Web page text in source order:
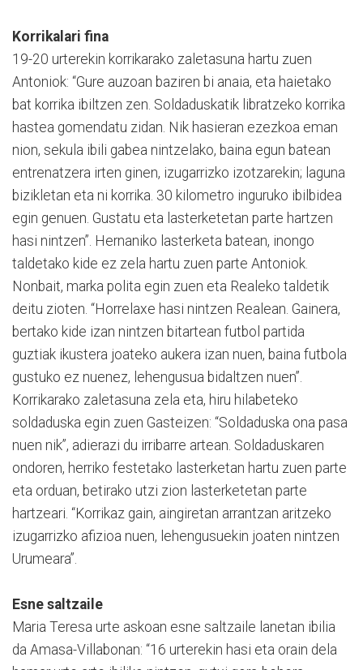
Korrikalari fina
19-20 urterekin korrikarako zaletasuna hartu zuen
Antoniok: “Gure auzoan baziren bi anaia, eta haietako
bat korrika ibiltzen zen. Soldaduskatik libratzeko korrika
hastea gomendatu zidan. Nik hasieran ezezkoa eman
nion, sekula ibili gabea nintzelako, baina egun batean
entrenatzera irten ginen, izugarrizko izotzarekin; laguna
bizikletan eta ni korrika. 30 kilometro inguruko ibilbidea
egin genuen. Gustatu eta lasterketetan parte hartzen
hasi nintzen”. Hernaniko lasterketa batean, inongo
taldetako kide ez zela hartu zuen parte Antoniok.
Nonbait, marka polita egin zuen eta Realeko taldetik
deitu zioten. “Horrelaxe hasi nintzen Realean. Gainera,
bertako kide izan nintzen bitartean futbol partida
guztiak ikustera joateko aukera izan nuen, baina futbola
gustuko ez nuenez, lehengusua bidaltzen nuen”.
Korrikarako zaletasuna zela eta, hiru hilabeteko
soldaduska egin zuen Gasteizen: “Soldaduska ona pasa
nuen nik”, adierazi du irribarre artean. Soldaduskaren
ondoren, herriko festetako lasterketan hartu zuen parte
eta orduan, betirako utzi zion lasterketetan parte
hartzeari. “Korrikaz gain, aingiretan arrantzan aritzeko
izugarrizko afizioa nuen, lehengusuekin joaten nintzen
Urumeara”.
Esne saltzaile
Maria Teresa urte askoan esne saltzaile lanetan ibilia
da Amasa-Villabonan: “16 urterekin hasi eta orain dela